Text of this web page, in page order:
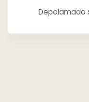
Depolamada